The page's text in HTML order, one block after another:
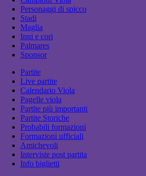
Personaggi di spicco
Stadi
Maglia
Inni e cori
Palmares
Sponsor
Partite
Live partite
Calendario Viola
Pagelle viola
Partite più importanti
Partite Storiche
Probabili formazioni
Formazioni ufficiali
Amichevoli
Interviste post partita
Info biglietti